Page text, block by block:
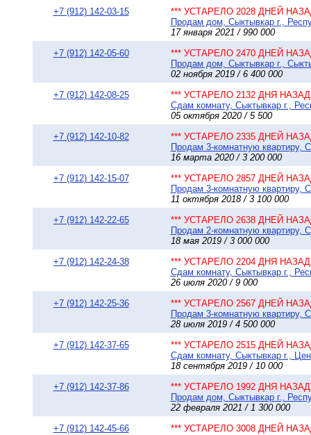
+7 (912) 142-03-15
*** УСТАРЕЛО 2028 ДНЕЙ
Продам дом, Сыктывкар г.,
17 января 2021 / 990 000
+7 (912) 142-05-60
*** УСТАРЕЛО 2470 ДНЕЙ
Продам дом, Сыктывкар г.,
02 ноября 2019 / 6 400 000
+7 (912) 142-08-25
*** УСТАРЕЛО 2132 ДНЯ НАЗАД
Сдам комнату, Сыктывкар г.,
05 октября 2020 / 5 500
+7 (912) 142-10-82
*** УСТАРЕЛО 2335 ДНЕЙ
Продам 3-комнатную квартиру,
16 марта 2020 / 3 200 000
+7 (912) 142-15-07
*** УСТАРЕЛО 2857 ДНЕЙ
Продам 3-комнатную квартиру,
11 октября 2018 / 3 100 000
+7 (912) 142-22-65
*** УСТАРЕЛО 2638 ДНЕЙ
Продам 2-комнатную квартиру,
18 мая 2019 / 3 000 000
+7 (912) 142-24-38
*** УСТАРЕЛО 2204 ДНЯ НАЗАД
Сдам комнату, Сыктывкар г.,
26 июля 2020 / 9 000
+7 (912) 142-25-36
*** УСТАРЕЛО 2567 ДНЕЙ
Продам 3-комнатную квартиру,
28 июля 2019 / 4 500 000
+7 (912) 142-37-65
*** УСТАРЕЛО 2515 ДНЕЙ
Сдам комнату, Сыктывкар г.,
18 сентября 2019 / 10 000
+7 (912) 142-37-86
*** УСТАРЕЛО 1992 ДНЯ НАЗАД
Продам дом, Сыктывкар г.,
22 февраля 2021 / 1 300 000
+7 (912) 142-45-66
*** УСТАРЕЛО 3008 ДНЕЙ